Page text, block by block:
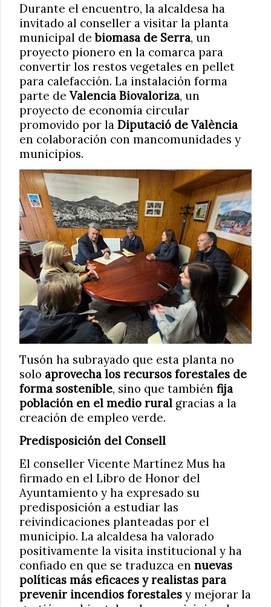
Durante el encuentro, la alcaldesa ha
invitado al conseller a visitar la planta
municipal debiomasa de Serra, un
proyecto pionero en la comarca para
convertir los restos vegetales en pellet
para calefacción. La instalación forma
parte de Valencia Biovaloriza, un
proyecto de economía circular
promovido por la Diputació de València
en colaboración con mancomunidades y
municipios.
Tusón ha subrayado que esta planta no
solo aprovecha los recursos forestales de
forma sostenible, sino que también fija
población en el medio rural gracias a la
creación de empleo verde.
Predisposición del Consell
El conseller Vicente Martínez Mus ha
firmado en el Libro de Honor del
Ayuntamiento y ha expresado su
predisposición a estudiar las
reivindicaciones planteadas por el
municipio. La alcaldesa ha valorado
positivamente la visita institucional y ha
confiado en que se traduzca en nuevas
políticas más eficaces y realistas para
prevenir incendios forestales y mejorar la